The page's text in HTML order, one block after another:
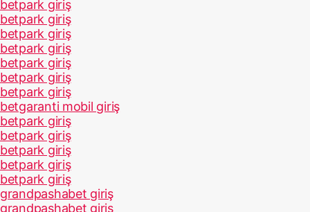
betpark giriş
betpark giriş
betpark giriş
betpark giriş
betpark giriş
betpark giriş
betpark giriş
betgaranti mobil giriş
betpark giriş
betpark giriş
betpark giriş
betpark giriş
betpark giriş
grandpashabet giriş
grandpashabet giriş